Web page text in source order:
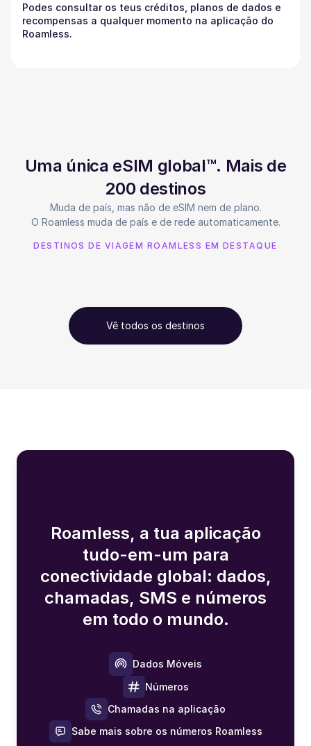
Podes consultar os teus créditos, planos de dados e
recompensas a qualquer momento na aplicação do
Roamless.
Uma única eSIM global™. Mais de
200 destinos
Muda de país, mas não de eSIM nem de plano.
O Roamless muda de país e de rede automaticamente.
DESTINOS DE VIAGEM ROAMLESS EM DESTAQUE
Vê todos os destinos
Roamless, a tua aplicação
tudo-em-um para
conectividade global: dados,
chamadas, SMS e números
em todo o mundo.
Dados Móveis
Números
Chamadas na aplicação
Sabe mais sobre os números Roamless